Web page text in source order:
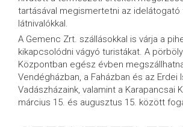
tartásával megismertetni az idelátogató
látnivalókkal.
A Gemenc Zrt. szállásokkal is várja a
kikapcsolódni vágyó turistákat. A
Központban egész évben
Vendégházban, a Faházban és az Erdei
Vadászházaink, valamint a Karapancsai
március 15. és augusztus 15. között